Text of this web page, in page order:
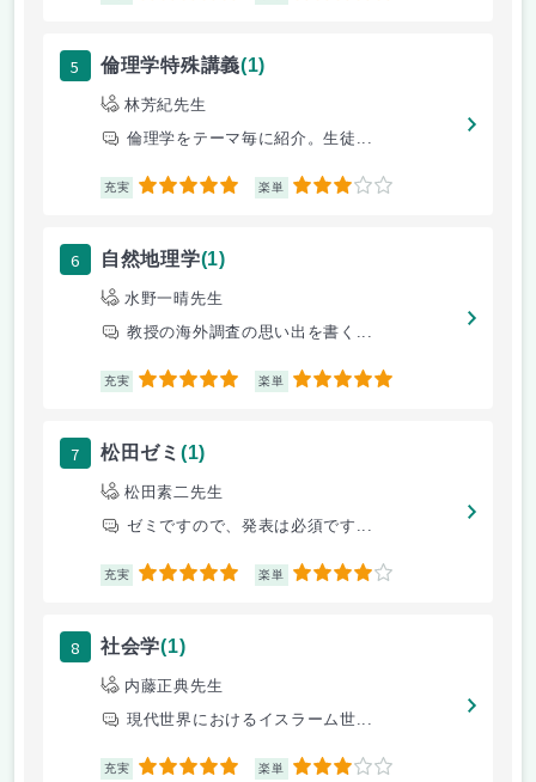
5 倫理学特殊講義(1)
林芳紀先生
倫理学をテーマ毎に紹介。生徒...
充実 5 楽単 3
6 自然地理学(1)
水野一晴先生
教授の海外調査の思い出を書く...
充実 5 楽単 5
7 松田ゼミ (1)
松田素二先生
ゼミですので、発表は必須です...
充実 5 楽単 4
8 社会学(1)
内藤正典先生
現代世界におけるイスラーム世...
充実 5 楽単 3